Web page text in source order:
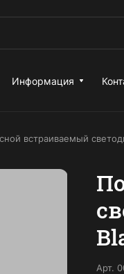
Информация
встраиваемый
Арт.